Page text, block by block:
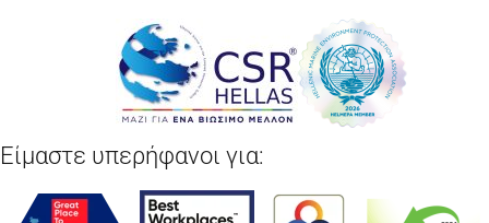
Είμαστε υπερήφανοι για: